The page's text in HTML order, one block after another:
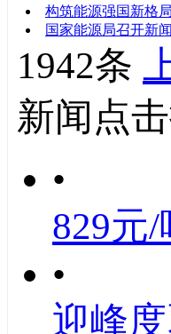
构筑能源强国新格局
国家能源局召开新
1942条
新闻点
•
829元
•
迎峰